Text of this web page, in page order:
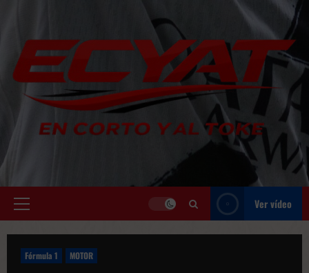
contenido
Menú
Ver vídeo
Fórmula 1 MOTOR